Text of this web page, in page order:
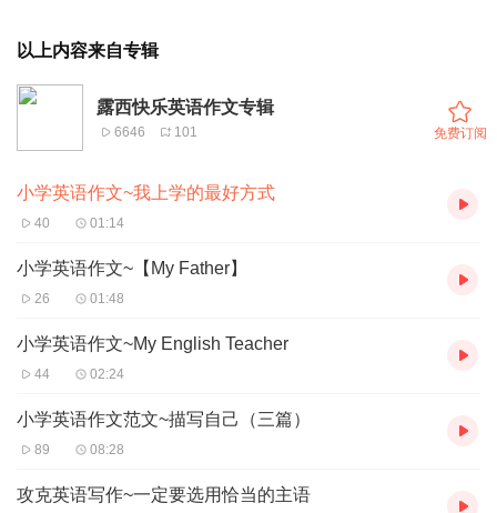
以上内容来自专辑
露西快乐英语作文专辑
6646 101 免费订阅
小学英语作文~我上学的最好方式
40 01:14
小学英语作文~【My Father】
26 01:48
小学英语作文~My English Teacher
44 02:24
小学英语作文范文~描写自己（三篇）
89 08:28
攻克英语写作~一定要选用恰当的主语